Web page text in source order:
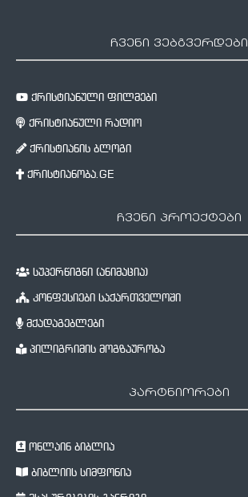
ჩვენი ვებგვერდები
ქრისტიანული ფილმები
ქრისტიანული რადიო
ქრისტიანის ბლოგი
ქრისტიანობა.GE
ჩვენი პროექტები
სუპერწიგნი (ანიმაცია)
კონფესიები საქართველოში
მქადაგებლები
პილიგრიმის მოგზაურობა
პარტნიორები
ონლაინ ბიბლია
ბიბლიის სიმფონია